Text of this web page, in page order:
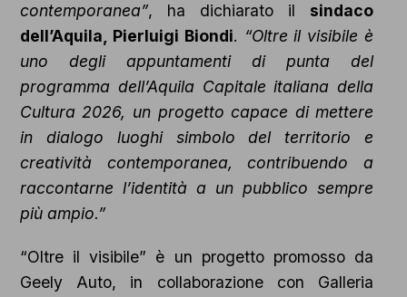
contemporanea”, ha dichiarato il sindaco
dell’Aquila, Pierluigi Biondi. “Oltre il visibile è
uno degli appuntamenti di punta del
programma dell’Aquila Capitale italiana della
Cultura 2026, un progetto capace di mettere
in dialogo luoghi simbolo del territorio e
creatività contemporanea, contribuendo a
raccontarne l’identità a un pubblico sempre
più ampio.”
“Oltre il visibile” è un progetto promosso da
Geely Auto, in collaborazione con Galleria